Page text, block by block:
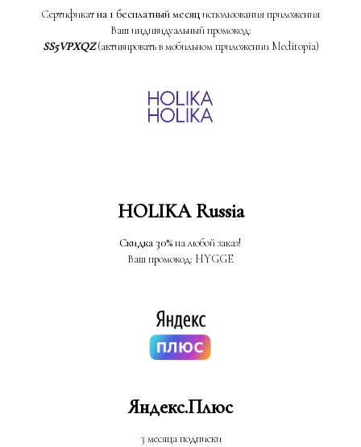
Сертификатна 1 бесплатный месяциспользования приложения
Ваш индивидуальный промокод:
SS5VPXQZ(активировать в мобильном приложении Meditopia)
HOLIKA Russia
Скидка 30%на любой заказ!
Ваш промокод: HYGGE
Яндекс.Плюс
3 месяца подписки